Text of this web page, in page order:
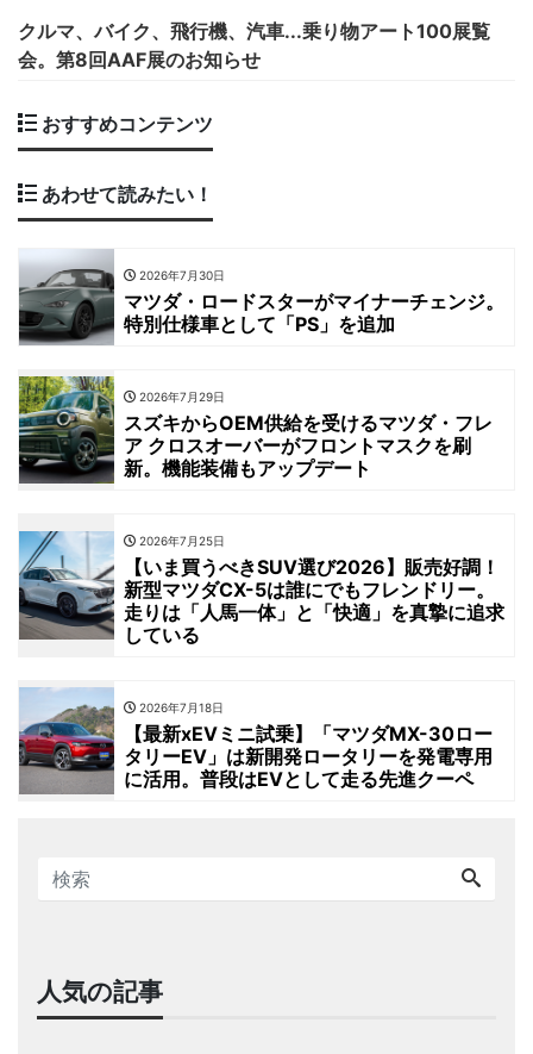
クルマ、バイク、飛行機、汽車...乗り物アート100展覧
会。第8回AAF展のお知らせ
おすすめコンテンツ
あわせて読みたい！
2026年7月30日
マツダ・ロードスターがマイナーチェンジ。
特別仕様車として「PS」を追加
2026年7月29日
スズキからOEM供給を受けるマツダ・フレ
ア クロスオーバーがフロントマスクを刷
新。機能装備もアップデート
2026年7月25日
【いま買うべきSUV選び2026】販売好調！
新型マツダCX-5は誰にでもフレンドリー。
走りは「人馬一体」と「快適」を真摯に追求
している
2026年7月18日
【最新xEVミニ試乗】「マツダMX-30ロー
タリーEV」は新開発ロータリーを発電専用
に活用。普段はEVとして走る先進クーペ
人気の記事